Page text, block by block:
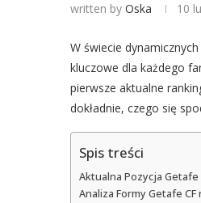
written by Oska 10
W świecie
kluczowe dla każdego
pierwsze aktualne
dokładnie, czego się
Spis treści
Aktualna Pozycja Getafe
Analiza Formy Getafe